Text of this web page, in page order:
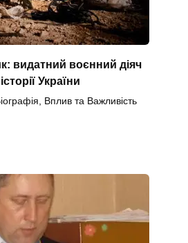
видатний воєнний діяч
України
Вплив та Важливість